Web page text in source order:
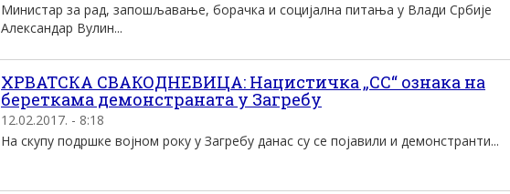
Министар за рад, запошљавање, борачка и социјална питања у Влади Србије
Александар Вулин...
ХРВАТСКА СВАКОДНЕВИЦА: Нацистичка „СС“ ознака на
береткама демонстраната у Загребу
12.02.2017. - 8:18
На скупу подршке војном року у Загребу данас су се појавили и демонстранти...